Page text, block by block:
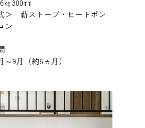
㎏300㎜
＞ 薪ストーブ・ヒートポン
ン
～9月（約6ヵ月）